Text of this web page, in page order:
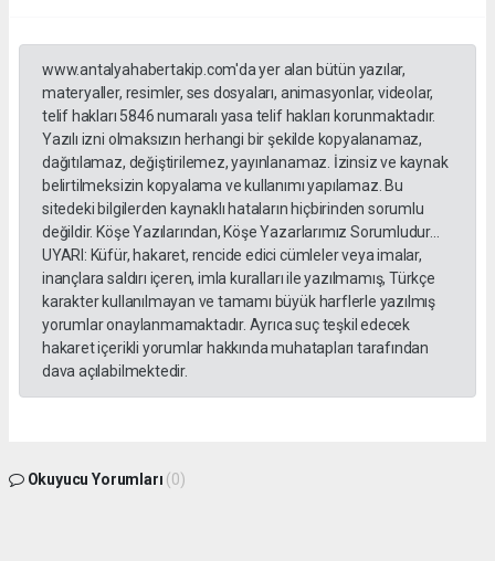
www.antalyahabertakip.com'da yer alan bütün yazılar,
materyaller, resimler, ses dosyaları, animasyonlar, videolar,
telif hakları 5846 numaralı yasa telif hakları korunmaktadır.
Yazılı izni olmaksızın herhangi bir şekilde kopyalanamaz,
dağıtılamaz, değiştirilemez, yayınlanamaz. İzinsiz ve kaynak
belirtilmeksizin kopyalama ve kullanımı yapılamaz. Bu
sitedeki bilgilerden kaynaklı hataların hiçbirinden sorumlu
değildir. Köşe Yazılarından, Köşe Yazarlarımız Sorumludur...
UYARI: Küfür, hakaret, rencide edici cümleler veya imalar,
inançlara saldırı içeren, imla kuralları ile yazılmamış, Türkçe
karakter kullanılmayan ve tamamı büyük harflerle yazılmış
yorumlar onaylanmamaktadır. Ayrıca suç teşkil edecek
hakaret içerikli yorumlar hakkında muhatapları tarafından
dava açılabilmektedir.
Okuyucu Yorumları (0)